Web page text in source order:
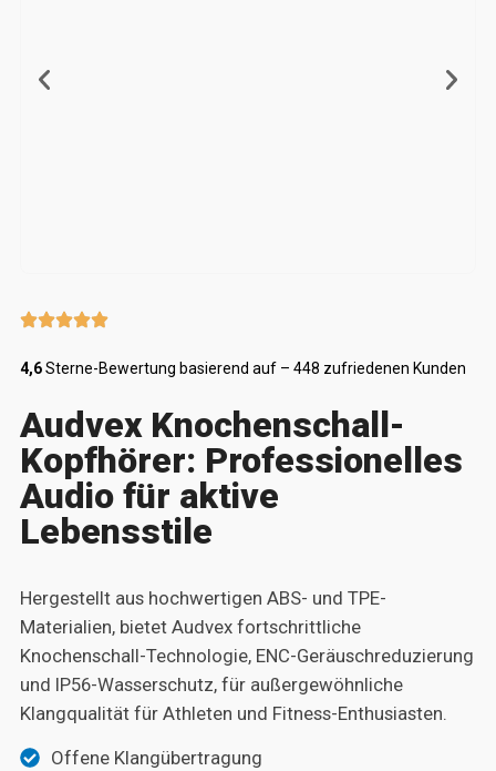
4,6Sterne-Bewertung basierend auf – 448 zufriedenen Kunden
Audvex Knochenschall-
Kopfhörer: Professionelles
Audio für aktive
Lebensstile
Hergestellt aus hochwertigen ABS- und TPE-
Materialien, bietet Audvex fortschrittliche
Knochenschall-Technologie, ENC-Geräuschreduzierung
und IP56-Wasserschutz, für außergewöhnliche
Klangqualität für Athleten und Fitness-Enthusiasten.
Offene Klangübertragung